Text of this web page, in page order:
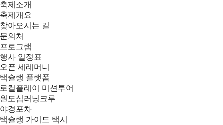
축제소개
축제개요
찾아오시는 길
문의처
프로그램
행사 일정표
오픈 세레머니
택슐랭 플랫폼
로컬플레이 미션투어
원도심러닝크루
야경포차
택슐랭 가이드 택시